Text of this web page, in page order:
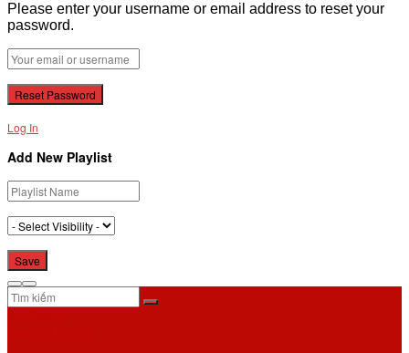
Please enter your username or email address to reset your
password.
Log In
Add New Playlist